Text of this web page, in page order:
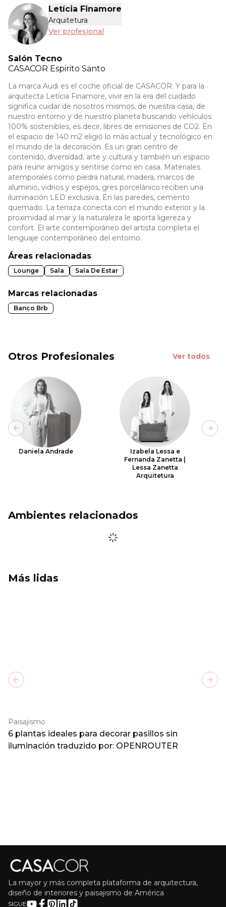
Letícia Finamore
Arquitetura
Ver profesional
Salón Tecno
CASACOR Espirito Santo
La marca Audi es el coche oficial de CASACOR. Y para la
arquitecta Letícia Finamore, vivir en la era del cuidado
significa cuidar de nosotros mismos, de nuestra casa, de
nuestro entorno y de nuestro planeta buscando vehículos
100% sostenibles, es decir, libres de emisiones de CO2. En
el espacio de 140 m2 eligió lo más actual y tecnológico en
el mundo de la decoración. Es un gran centro de
contenido, diversidad, arte y cultura y también un espacio
para reunir amigos y sentirse como en casa. Materiales
atemporales como piedra natural, madera, marcos de
aluminio, vidrios y espejos, gres porcelánico reciben una
iluminación LED exclusiva. En las paredes, cemento
quemado. La terraza conecta con el mundo exterior y la
proximidad al mar y la naturaleza le aporta ligereza y
confort. El arte contemporáneo del artista completa el
lenguaje contemporáneo del entorno.
Áreas relacionadas
Lounge Sala Sala De Estar
Marcas relacionadas
Banco Brb
Otros Profesionales Ver todos
Daniela Andrade
Izabela Lessa e
Fernanda Zanetta |
Lessa Zanetta
Arquitetura
Previous slide
Ambientes relacionados
Más lidas
Paisajismo
6 plantas ideales para decorar pasillos sin
iluminación traduzido por: OPENROUTER
Previous slide
La mayor y más completa plataforma de arquitectura,
diseño de interiores y paisajismo de América
SIGUE